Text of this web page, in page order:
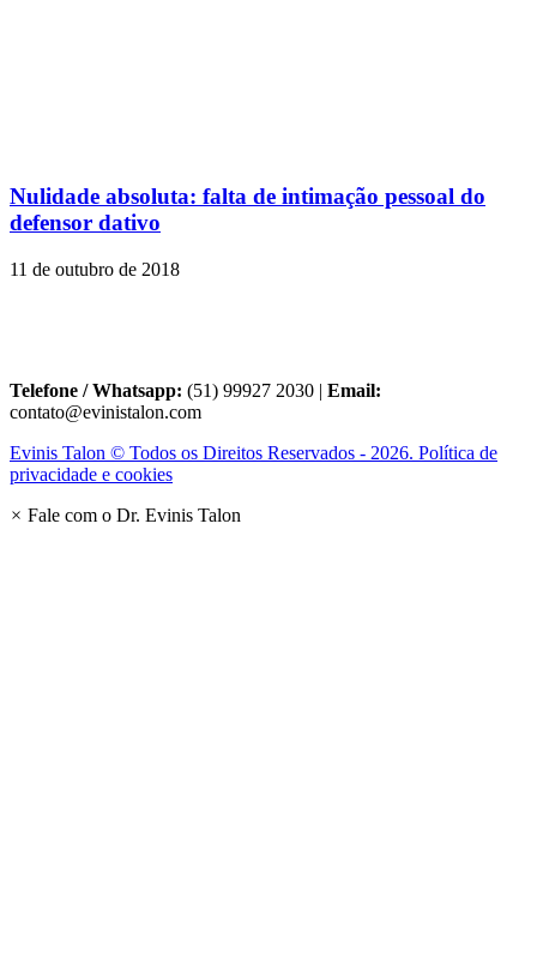
Nulidade absoluta: falta de intimação pessoal do
defensor dativo
11 de outubro de 2018
Telefone / Whatsapp: (51) 99927 2030 | Email:
contato@evinistalon.com
Evinis Talon © Todos os Direitos Reservados - 2026. Política de
privacidade e cookies
× Fale com o Dr. Evinis Talon